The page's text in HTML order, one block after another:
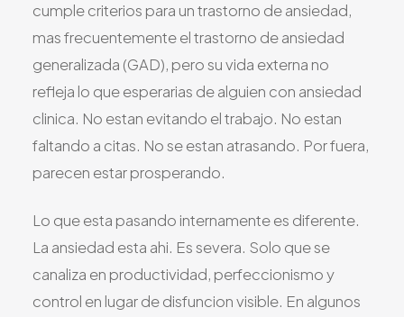
cumple criterios para un trastorno de ansiedad,
mas frecuentemente el trastorno de ansiedad
generalizada (GAD), pero su vida externa no
refleja lo que esperarias de alguien con ansiedad
clinica. No estan evitando el trabajo. No estan
faltando a citas. No se estan atrasando. Por fuera,
parecen estar prosperando.
Lo que esta pasando internamente es diferente.
La ansiedad esta ahi. Es severa. Solo que se
canaliza en productividad, perfeccionismo y
control en lugar de disfuncion visible. En algunos